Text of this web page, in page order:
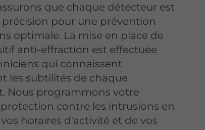
que chaque détecteur est
précision pour une prévention
optimale. La mise en place de
anti-effraction est effectuée
qui connaissent
les subtilités de chaque
Nous programmons votre
contre les intrusions en
horaires d'activité et de vos